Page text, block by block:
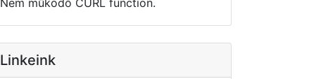
Nem működő CURL function.
Linkeink